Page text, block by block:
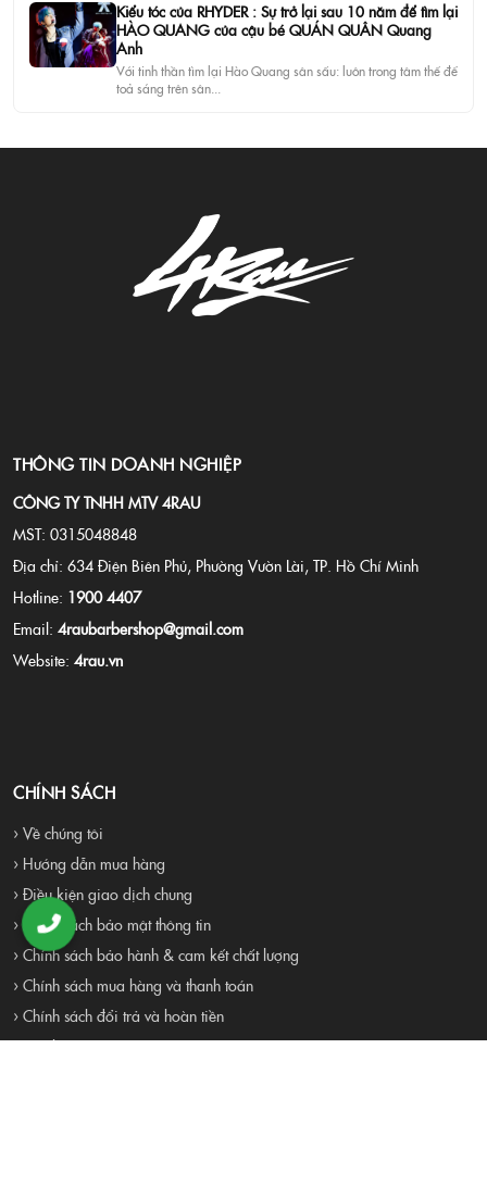
Kiểu tóc của RHYDER : Sự trở lại sau 10 năm để tìm lại
HÀO QUANG của cậu bé QUÁN QUÂN Quang
Anh
Với tinh thần tìm lại Hào Quang sân sấu: luôn trong tâm thế để
toả sáng trên sân...
THÔNG TIN DOANH NGHIỆP
CÔNG TY TNHH MTV 4RAU
MST: 0315048848
Địa chỉ: 634 Điện Biên Phủ, Phường Vườn Lài, TP. Hồ Chí Minh
Hotline: 1900 4407
Email: 4raubarbershop@gmail.com
Website: 4rau.vn
CHÍNH SÁCH
› Về chúng tôi
› Hướng dẫn mua hàng
› Điều kiện giao dịch chung
› Chính sách bảo mật thông tin
› Chính sách bảo hành & cam kết chất lượng
› Chính sách mua hàng và thanh toán
› Chính sách đổi trả và hoàn tiền
› Liên hệ